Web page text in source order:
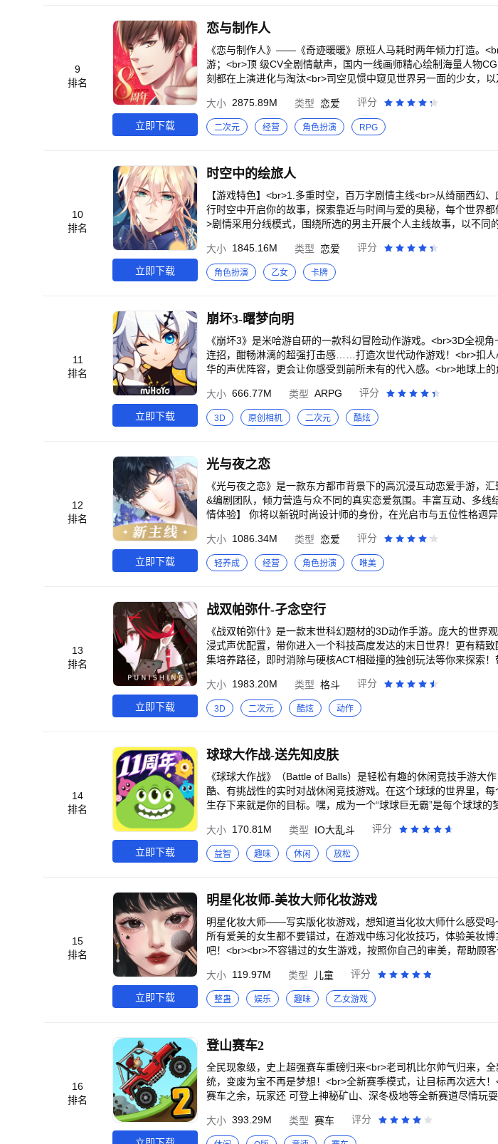
存者相遇在废土】<br>废土之上，幸存者各有各的活法——有人愿
一梭子弹。<br>提防，还是信任？争抢，还是互助？每一次相遇
园，建起废土里最后的庇护所】<br>与值得信赖的同伴并肩，在
亲手垒起最后的安身之地。<br>漫漫长夜、篝火微明，荒芜中这
9
排名
立即下载
恋与制作人
《恋与制作人》——《奇迹暖暖》原班人马耗时两年倾力打造。
游；<br>顶 级CV全剧情献声，国内一线画师精心绘制海量人物
刻都在上演进化与淘汰<br>司空见惯中窥见世界另一面的少女，
前进吧！<br>这是属于你的爱和梦想，那就都要棋逢对手
r>与日常生活中不同职业的隐藏超能力者近距离接触，在追逐真
边江、吴磊、夏磊献声，在跌宕起伏的超现实世界中体验心动！
还原现实社交，同时搭载短信、通话、朋友圈及公众号功能<br>
拍摄 定格镜头下的恋人】<br>制作专属节目，全方位报道属于你
滴中相遇相知相识。<br><br>【公司经营 打造顶 尖影视品牌】
传说<br>每一次探索都是新鲜感的释放，每一篇报道都是经营者的
大小 2875.89M 类型 恋爱 评分
二次元 经营 角色扮演 RPG
10
排名
立即下载
时空中的绘旅人
【游戏特色】<br>1.多重时空，百万字剧情主线<br>从绮丽西幻
行时空中开启你的故事，探索靠近与时间与爱的奥秘，每个世界
>剧情采用分线模式，围绕所选的男主开展个人主线故事，以不同
爱互动玩法，提升人物好感，深入了解人物故事，收集恋爱纪念
语音沉浸体验<br>国内一线声优全程语音，海量精致唯美原画，
r> <br>【游戏背景】<br>这是一个关于选择的故事。<br>选择面
的故事。<br>过往的选择共同构成了现在的你，剧情中做出的选
片语，或许影响后续的剧情发展。<br>在未来的某个时刻，你可
以成长为名。<br> <br>你手中的画笔，有着改写万物色彩的力量
只能描绘——你所相信的世界。
大小 1845.16M 类型 恋爱 评分
角色扮演 乙女 卡牌
11
排名
立即下载
崩坏3-曙梦向明
《崩坏3》是米哈游自研的一款科幻冒险动作游戏。<br>3D全视
连招，酣畅淋漓的超强打击感……打造次世代动作游戏！<br>扣
华的声优阵容，更会让你感受到前所未有的代入感。<br>地球上
录请求…校验完毕！<br>全舰听令，防护栓解锁，下载引擎开始
ptain on the bridge.」<br><br>从今天起，你就是我们的舰长了。
br>------------<br>崩坏的阴影之下，文明危机重重；少女们挺身而
友们怀揣着不同的目标，聚集在一起，探寻火星的秘密。
伍搭配，多元化的战斗思路，为操作带来更多样的可能性。协同
常减负轻松体验】<br>今天想像德丽莎一样给自己放个假？使用
>【场景焕新，全新地图沉浸体验】<br>对光影、材质等细节持
续开放，自由探索、感受沉浸式的剧情演出，感受次世代品质画面
大小 666.77M 类型 ARPG 评分
3D 原创相机 二次元 酷炫
12
排名
立即下载
光与夜之恋
《光与夜之恋》是一款东方都市背景下的高沉浸互动恋爱手游，
&编剧团队，倾力营造与众不同的真实恋爱氛围。丰富互动、多线
情体验】 你将以新锐时尚设计师的身份，在光启市与五位性格迥
都会改变故事的结局。<br>【精致视听盛宴】豪华画师团队倾力
时尚都市感的音乐氛围，将为你带来难忘的恋爱体验。<br>【真
他会通过各种方式与你进行超真实互动。经期、提醒、记账、心
零开始装潢你的私人工作室，私享1V1专属时光。多样互动玩法
作物如何丰收吗？想体验偷菜的快乐吗？想经营一片属于自己的
农业帝国的小目标努力吧！
大小 1086.34M 类型 恋爱 评分
轻养成 经营 角色扮演 唯美
13
排名
立即下载
战双帕弥什-孑念空行
《战双帕弥什》是一款末世科幻题材的3D动作手游。庞大的世界
浸式声优配置，带你进入一个科技高度发达的末日世界！更有精
集培养路径，即时消除与硬核ACT相碰撞的独创玩法等你来探索
大小 1983.20M 类型 格斗 评分
3D 二次元 酷炫 动作
14
排名
立即下载
球球大作战-送先知皮肤
《球球大作战》（Battle of Balls）是轻松有趣的休闲竞技手游大
酷、有挑战性的实时对战休闲竞技游戏。在这个球球的世界里，
生存下来就是你的目标。嘿，成为一个“球球巨无霸”是每个球球
变大变胖变强！<br>4.小球不要沮丧，飞毛腿的你，只要不停的
不要轻心，身为胖纸的你，横行霸道的时候千万小心暗器噢
“戳戳戳”，电梯里“戳戳戳”，被窝里“戳戳戳”， 是的，即使你是
呢”“分裂一次就能把它吃掉了吧！”“跟在大胖纸身边，好像会安
你的心尖喔。<br><br>3. “我就是我”的独特形象<br>每个球球都可
你，我就忍不住流口水了呢！”哈哈，你没看错，这些都是球球的
“老少通吃”的游戏伙伴<br>跨房间，跨楼层，跨年龄层，跨地域
吧，把朋友吃掉，把邻居吃掉，把陌生人吃掉……咦，怎么听起来
大小 170.81M 类型 IO大乱斗 评分
益智 趣味 休闲 放松
15
排名
立即下载
明星化妆师-美妆大师化妆游戏
明星化妆大师——写实版化妆游戏，想知道当化妆大师什么感受吗
所有爱美的女生都不要错过，在游戏中练习化妆技巧，体验美妆
吧！<br><br>不容错过的女生游戏，按照你自己的审美，帮助顾
好的形象就全靠你啦。<br><br>游戏玩法：在游戏中通过选择不
作这些化妆工具对游戏角色进行脸部化妆、发型调整、装饰搭配
选择的效果不满意，也可以在化妆中途更换化妆品，直到化出自己
大小 119.97M 类型 儿童 评分
整蛊 娱乐 趣味 乙女游戏
16
排名
登山赛车2
全民现象级，史上超强赛车重磅归来<br>老司机比尔帅气归来，
统，变废为宝不再是梦想！<br>全新赛季模式，让目标再次远大
赛车之余，玩家还 可登上神秘矿山、深冬极地等全新赛道尽情玩
2》,任性开跑，抢占赛道先锋！
大小 393.29M 类型 赛车 评分